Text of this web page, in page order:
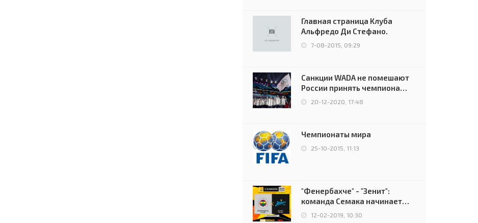
Главная страница Клуба
Альфредо Ди Стефано.
7-08-2015, 09:29
Санкции WADA не помешают
России принять чемпионат
Европы и финал Лиги
чемпионов.
20-12-2020, 17:48
Чемпионаты мира
25-10-2015, 11:13
"Фенербахче" - "Зенит":
команда Семака начинает
путь в плей-офф Лиги
12-02-2019, 10:30